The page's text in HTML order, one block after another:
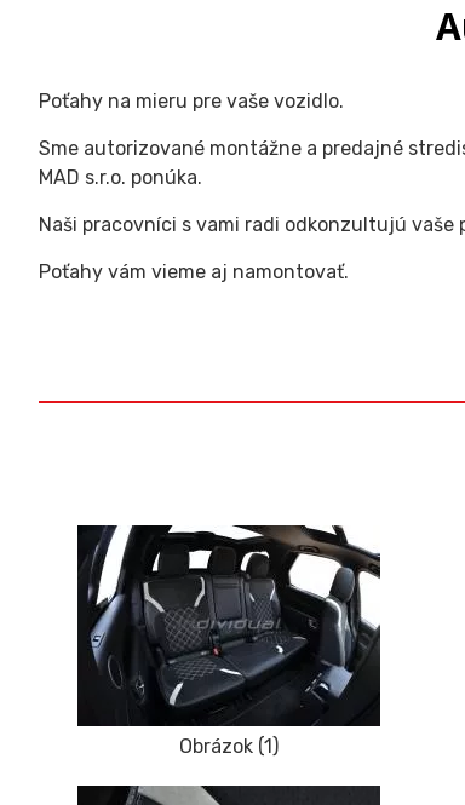
Poťahy na mieru pre vaše vozidlo.
Sme autorizované montážne a predajné
MAD s.r.o. ponúka.
Naši pracovníci s vami radi odkonzultujú
Poťahy vám vieme aj namontovať.
Obrázok (1)